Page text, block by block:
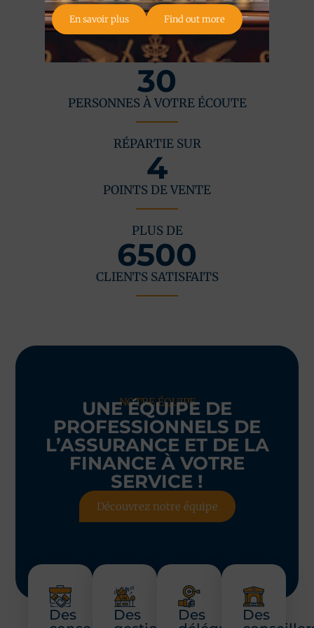
À VOTRE SERVICE
UNE ÉQUIPE DE
30
PERSONNES À VOTRE ÉCOUTE
RÉPARTIE SUR
4
POINTS DE VENTE
PLUS DE
6500
CLIENTS SATISFAITS
NOTRE ÉQUIPE
UNE ÉQUIPE DE
PROFESSIONNELS DE
L’ASSURANCE ET DE LA
FINANCE À VOTRE
SERVICE !
Découvrez notre équipe
Des
Des
Des
Des
En savoir plus Find out more